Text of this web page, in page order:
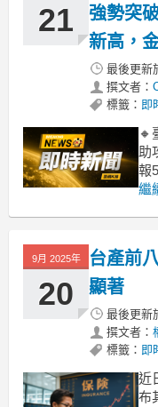
大
21
強勢突
新高，
最後更新
撰文者：
標籤： 即
🔸
助
報
於
金
繼
9月 2025年
20
台產前
顯著
最後更新
撰文者：
標籤： 即
近
布